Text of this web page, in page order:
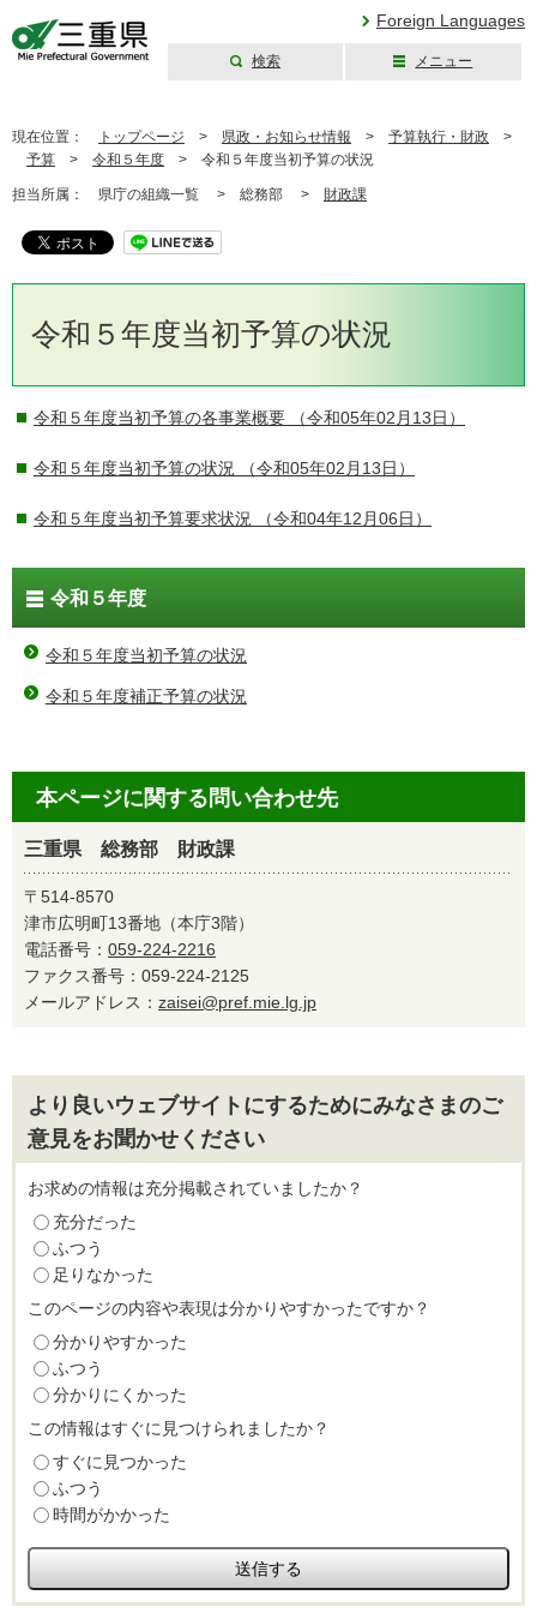
Foreign Languages
検索 メニュー
現在位置： トップページ > 県政・お知らせ情報 > 予算執行・財政 >
予算 > 令和５年度 > 令和５年度当初予算の状況
担当所属： 県庁の組織一覧 > 総務部 > 財政課
令和５年度当初予算の状況
令和５年度当初予算の各事業概要 （令和05年02月13日）
令和５年度当初予算の状況 （令和05年02月13日）
令和５年度当初予算要求状況 （令和04年12月06日）
令和５年度
令和５年度当初予算の状況
令和５年度補正予算の状況
本ページに関する問い合わせ先
三重県 総務部 財政課
〒514-8570
津市広明町13番地（本庁3階）
電話番号： 059-224-2216
ファクス番号：059-224-2125
メールアドレス： zaisei@pref.mie.lg.jp
より良いウェブサイトにするためにみなさまのご
意見をお聞かせください
お求めの情報は充分掲載されていましたか？
充分だった
ふつう
足りなかった
このページの内容や表現は分かりやすかったですか？
分かりやすかった
ふつう
分かりにくかった
この情報はすぐに見つけられましたか？
すぐに見つかった
ふつう
時間がかかった